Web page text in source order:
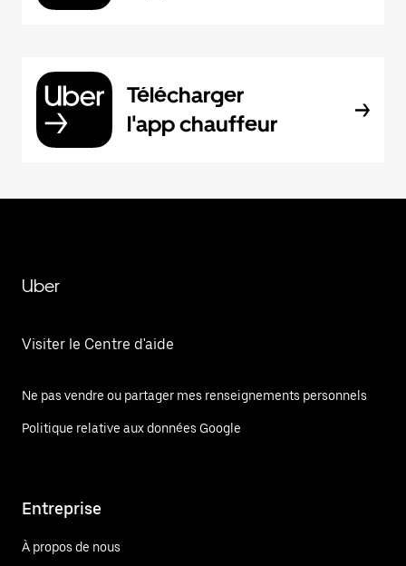
Télécharger
l'app chauffeur
Uber
Visiter le Centre d'aide
Ne pas vendre ou partager mes renseignements personnels
Politique relative aux données Google
Entreprise
À propos de nous